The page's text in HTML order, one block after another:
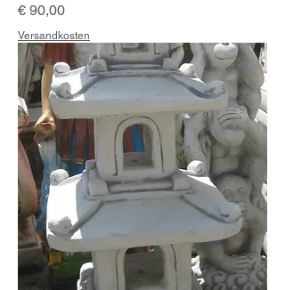
Preis
€ 90,00
Versandkosten